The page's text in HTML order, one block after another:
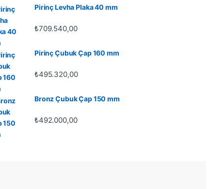
Pirinç Levha Plaka 40 mm
₺709.540,00
Pirinç Çubuk Çap 160 mm
₺495.320,00
Bronz Çubuk Çap 150 mm
₺492.000,00